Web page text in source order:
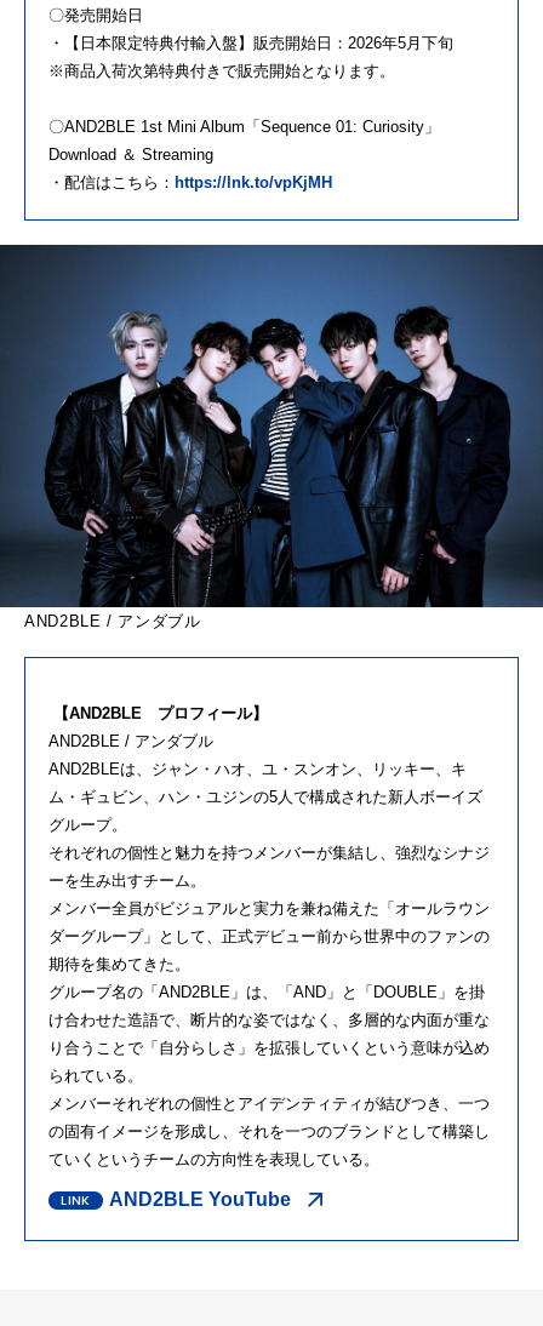
〇発売開始日
・【日本限定特典付輸入盤】販売開始日：2026年5月下旬
※商品入荷次第特典付きで販売開始となります。
〇AND2BLE 1st Mini Album「Sequence 01: Curiosity」
Download ＆ Streaming
・配信はこちら： https://lnk.to/vpKjMH
AND2BLE / アンダブル
【AND2BLE プロフィール】
AND2BLE / アンダブル
AND2BLEは、ジャン・ハオ、ユ・スンオン、リッキー、キ
ム・ギュビン、ハン・ユジンの5人で構成された新人ボーイズ
グループ。
それぞれの個性と魅力を持つメンバーが集結し、強烈なシナジ
ーを生み出すチーム。
メンバー全員がビジュアルと実力を兼ね備えた「オールラウン
ダーグループ」として、正式デビュー前から世界中のファンの
期待を集めてきた。
グループ名の「AND2BLE」は、「AND」と「DOUBLE」を掛
け合わせた造語で、断片的な姿ではなく、多層的な内面が重な
り合うことで「自分らしさ」を拡張していくという意味が込め
られている。
メンバーそれぞれの個性とアイデンティティが結びつき、一つ
の固有イメージを形成し、それを一つのブランドとして構築し
ていくというチームの方向性を表現している。
AND2BLE YouTube